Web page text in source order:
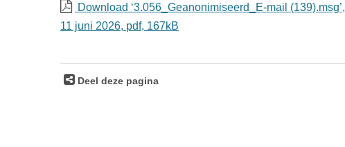
Download ‘3.056_Geanonimiseerd_E-mail (139).msg’,
11 juni 2026, pdf, 167kB
Deel deze pagina